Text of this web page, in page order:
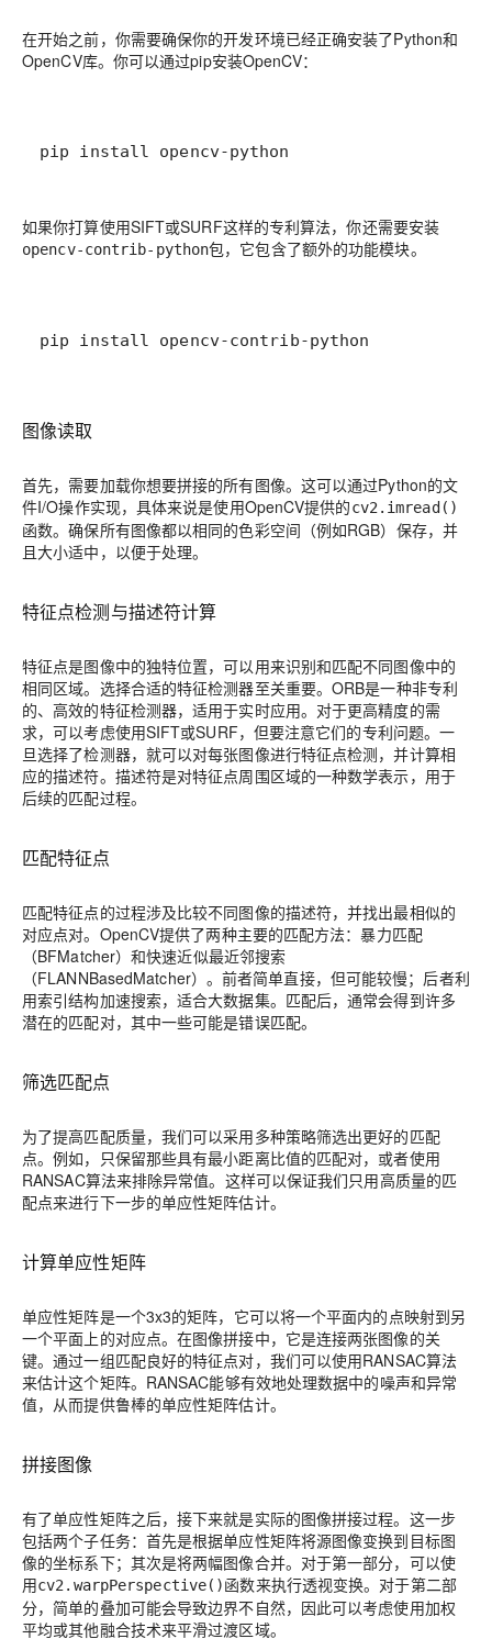
在开始之前，你需要确保你的开发环境已经正确安装了Python和
OpenCV库。你可以通过pip安装OpenCV：
pip install opencv-python
如果你打算使用SIFT或SURF这样的专利算法，你还需要安装
opencv-contrib-python包，它包含了额外的功能模块。
pip install opencv-contrib-python
图像读取
首先，需要加载你想要拼接的所有图像。这可以通过Python的文
件I/O操作实现，具体来说是使用OpenCV提供的cv2.imread()
函数。确保所有图像都以相同的色彩空间（例如RGB）保存，并
且大小适中，以便于处理。
特征点检测与描述符计算
特征点是图像中的独特位置，可以用来识别和匹配不同图像中的
相同区域。选择合适的特征检测器至关重要。ORB是一种非专利
的、高效的特征检测器，适用于实时应用。对于更高精度的需
求，可以考虑使用SIFT或SURF，但要注意它们的专利问题。一
旦选择了检测器，就可以对每张图像进行特征点检测，并计算相
应的描述符。描述符是对特征点周围区域的一种数学表示，用于
后续的匹配过程。
匹配特征点
匹配特征点的过程涉及比较不同图像的描述符，并找出最相似的
对应点对。OpenCV提供了两种主要的匹配方法：暴力匹配
（BFMatcher）和快速近似最近邻搜索
（FLANNBasedMatcher）。前者简单直接，但可能较慢；后者利
用索引结构加速搜索，适合大数据集。匹配后，通常会得到许多
潜在的匹配对，其中一些可能是错误匹配。
筛选匹配点
为了提高匹配质量，我们可以采用多种策略筛选出更好的匹配
点。例如，只保留那些具有最小距离比值的匹配对，或者使用
RANSAC算法来排除异常值。这样可以保证我们只用高质量的匹
配点来进行下一步的单应性矩阵估计。
计算单应性矩阵
单应性矩阵是一个3x3的矩阵，它可以将一个平面内的点映射到另
一个平面上的对应点。在图像拼接中，它是连接两张图像的关
键。通过一组匹配良好的特征点对，我们可以使用RANSAC算法
来估计这个矩阵。RANSAC能够有效地处理数据中的噪声和异常
值，从而提供鲁棒的单应性矩阵估计。
拼接图像
有了单应性矩阵之后，接下来就是实际的图像拼接过程。这一步
包括两个子任务：首先是根据单应性矩阵将源图像变换到目标图
像的坐标系下；其次是将两幅图像合并。对于第一部分，可以使
用cv2.warpPerspective()函数来执行透视变换。对于第二部
分，简单的叠加可能会导致边界不自然，因此可以考虑使用加权
平均或其他融合技术来平滑过渡区域。